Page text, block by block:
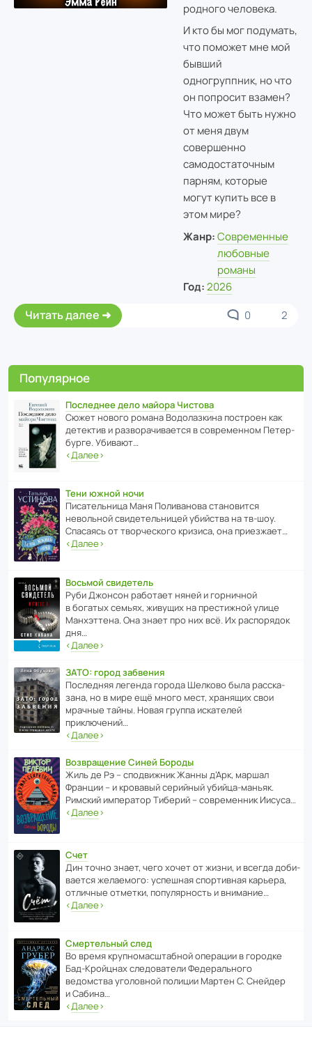
родного человека.
И кто бы мог подумать,
что поможет мне мой
бывший
одногруппник, но что
он попросит взамен?
Что может быть нужно
от меня двум
совершенно
самодостаточным
парням, которые
могут купить все в
этом мире?
Жанр: Современные
любовные
романы
Год: 2026
Читать далее 0 2
Популярное
Последнее дело майора Чистова
Сюжет нового романа Водо­ла­з­кина пост­роен как
дете­ктив и разво­ра­чи­ва­ется в совре­менном Пете­р­
бурге. Убивают…
‹Далее›
Тени южной ночи
Писа­тель­ница Маня Поли­ва­нова стано­вится
невольной свиде­тель­ницей убийства на тв-шоу.
Спасаясь от твор­че­с­кого кризиса, она приезжает…
‹Далее›
Восьмой свидетель
Руби Джонсон рабо­тает няней и горни­чной
в богатых семьях, живущих на прес­ти­жной улице
Манх­эт­тена. Она знает про них всё. Их распо­рядок
дня…
‹Далее›
ЗАТО: город забвения
После­дняя легенда города Шелково была расска­
зана, но в мире ещё много мест, хранящих свои
мрачные тайны. Новая группа иска­телей
приключений…
‹Далее›
Возвращение Синей Бороды
Жиль де Рэ – спод­ви­жник Жанны д’Арк, маршал
Франции – и кровавый серийный убийца-маньяк.
Римский импе­ратор Тиберий – совре­менник Иисуса…
‹Далее›
Счет
Дин точно знает, чего хочет от жизни, и всегда доби­
ва­ется жела­е­мого: успе­шная спор­ти­вная карьера,
отли­чные отметки, попу­ля­р­ность и внимание…
‹Далее›
Смертельный след
Во время круп­но­мас­ш­та­бной операции в городке
Бад‑Крой­цнах следо­ва­тели Феде­раль­ного
ведомства уголо­вной полиции Мартен С. Снейдер
и Сабина…
‹Далее›